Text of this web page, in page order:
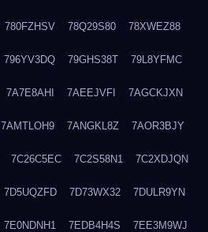
780FZHSV 78Q29S80 78XWEZ88
796YV3DQ 79GHS38T 79L8YFMC
7A7E8AHI 7AEEJVFI 7AGCKJXN
7AMTLOH9 7ANGKL8Z 7AOR3BJY
7C26C5EC 7C2S58N1 7C2XDJQN
7D5UQZFD 7D73WX32 7DULR9YN
7E0NDNH1 7EDB4H4S 7EE3M9WJ